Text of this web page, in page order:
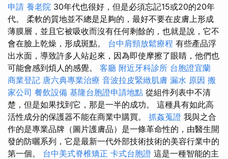
申請 養老院 30年代也很好，但是必須忘記15或20的20年
代。 柔軟的質地並不總是足夠的，最好不要在皮膚上形成
薄膜層，並且它被吸收而沒有任何剩餘的，也就是說，它不
會在臉上乾燥，形成斑點。 台中肩頸放鬆療程 有些產品浮
出水面，導致許多人站起來，因為即使摩擦了眼睛，他們也
可能會感到煩人的感覺。 客廳 附近牙科診所 台胞證宜蘭
商業登記 唐六典專業治療 音波拉皮緊緻肌膚 漏水 原因 搬
家公司 餐飲設備 基隆台胞證申請地點 從組件列表中不清
楚，但是如果找到它，那是一半的成功。 這種具有如此高
活性成分的保護器不能在商業中購買。 抓姦蒐證 我與之合
作的是專業品牌（圖片護膚品）是一條革命性的，由醫生開
發的防曬系列，它是最新一代外部技術技術的美容行業中的
第一個。 台中美式脊椎矯正 卡式台胞證 這是一種智能的主